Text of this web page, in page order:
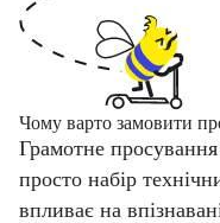
Чому варто замовити
Грамотне
просто набір
впливає на